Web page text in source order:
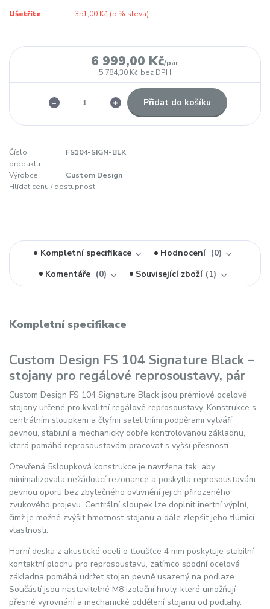
Ušetříte 351,00 Kč (5% sleva)
6 999,00 Kč/pár
5 784,30 Kč bez DPH
Přidat do košíku
Číslo
produktu:
FS104-SIGN-BLK
Výrobce:
Custom Design
Hlídat cenu / dostupnost
Kompletní specifikace Hodnocení
0
Komentáře
0 Související zboží 1
Kompletní specifikace
Custom Design FS 104 Signature Black –
stojany pro regálové reprosoustavy, pár
Custom Design FS 104 Signature Black jsou prémiové ocelové
stojany určené pro kvalitní regálové reprosoustavy. Konstrukce s
centrálním sloupkem a čtyřmi satelitními podpěrami vytváří
pevnou, stabilní a mechanicky dobře kontrolovanou základnu,
která pomáhá reprosoustavám pracovat s vyšší přesností.
Otevřená 5sloupková konstrukce je navržena tak, aby
minimalizovala nežádoucí rezonance a poskytla reprosoustavám
pevnou oporu bez zbytečného ovlivnění jejich přirozeného
zvukového projevu. Centrální sloupek lze doplnit inertní výplní,
čímž je možné zvýšit hmotnost stojanu a dále zlepšit jeho tlumicí
vlastnosti.
Horní deska z akustické oceli o tloušťce 4 mm poskytuje stabilní
kontaktní plochu pro reprosoustavu, zatímco spodní ocelová
základna pomáhá udržet stojan pevně usazený na podlaze.
Součástí jsou nastavitelné M8 izolační hroty, které umožňují
přesné vyrovnání a mechanické oddělení stojanu od podlahy.